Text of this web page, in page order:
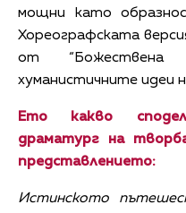
мощни като
Хореографската
от “Божествена
хуманистичните идеи
Ето какво
драматург на
представлението:
Истинското